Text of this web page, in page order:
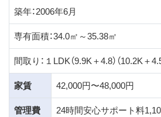
築年：2006年6月
専有面積：34.0㎡～35.38㎡
間取り：１LDK（9.9K＋4.8）（10.2K＋
家賃
42,000円〜48,000円
管理費
24時間安心サポート料